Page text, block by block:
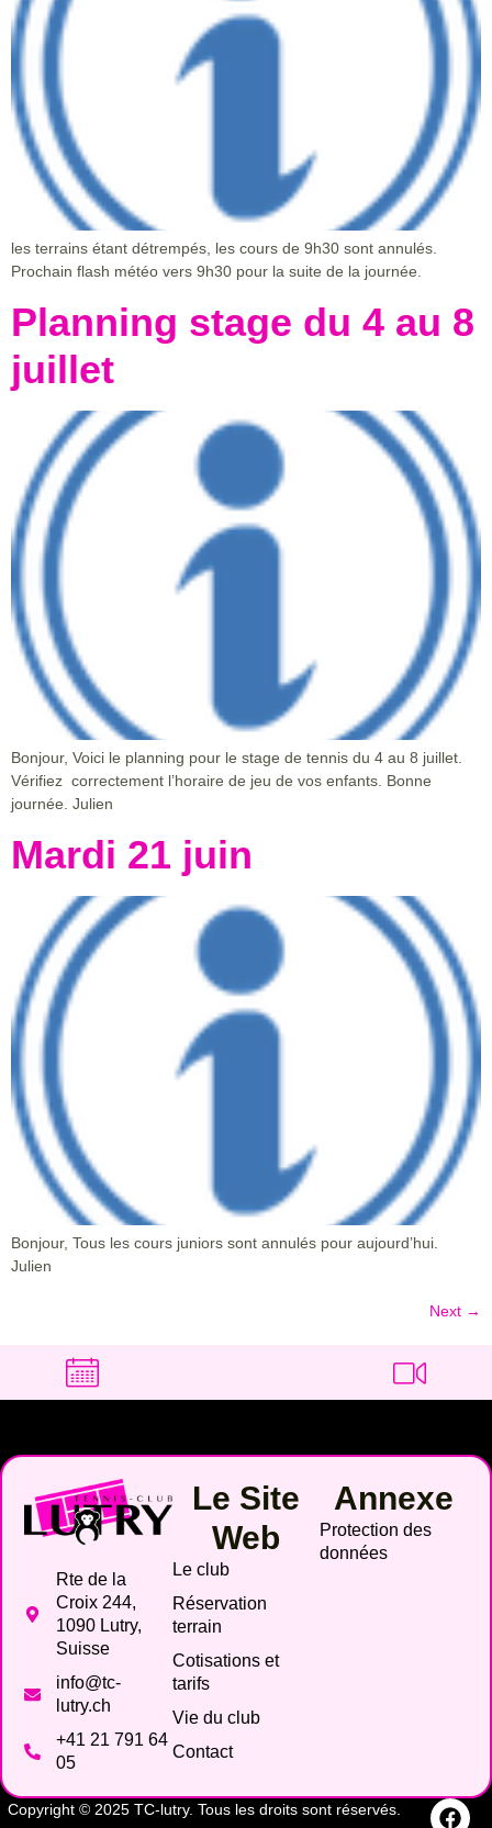
les terrains étant détrempés, les cours de 9h30 sont annulés.
Prochain flash météo vers 9h30 pour la suite de la journée.
Planning stage du 4 au 8
juillet
Bonjour, Voici le planning pour le stage de tennis du 4 au 8 juillet.
Vérifiez correctement l’horaire de jeu de vos enfants. Bonne
journée. Julien
Mardi 21 juin
Bonjour, Tous les cours juniors sont annulés pour aujourd’hui.
Julien
Next →
Rte de la
Croix 244,
1090 Lutry,
Suisse
info@tc-
lutry.ch
+41 21 791 64
05
Le Site
Web
Le club
Réservation
terrain
Cotisations et
tarifs
Vie du club
Contact
Annexe
Protection des
données
Copyright © 2025 TC-lutry. Tous les droits sont réservés.